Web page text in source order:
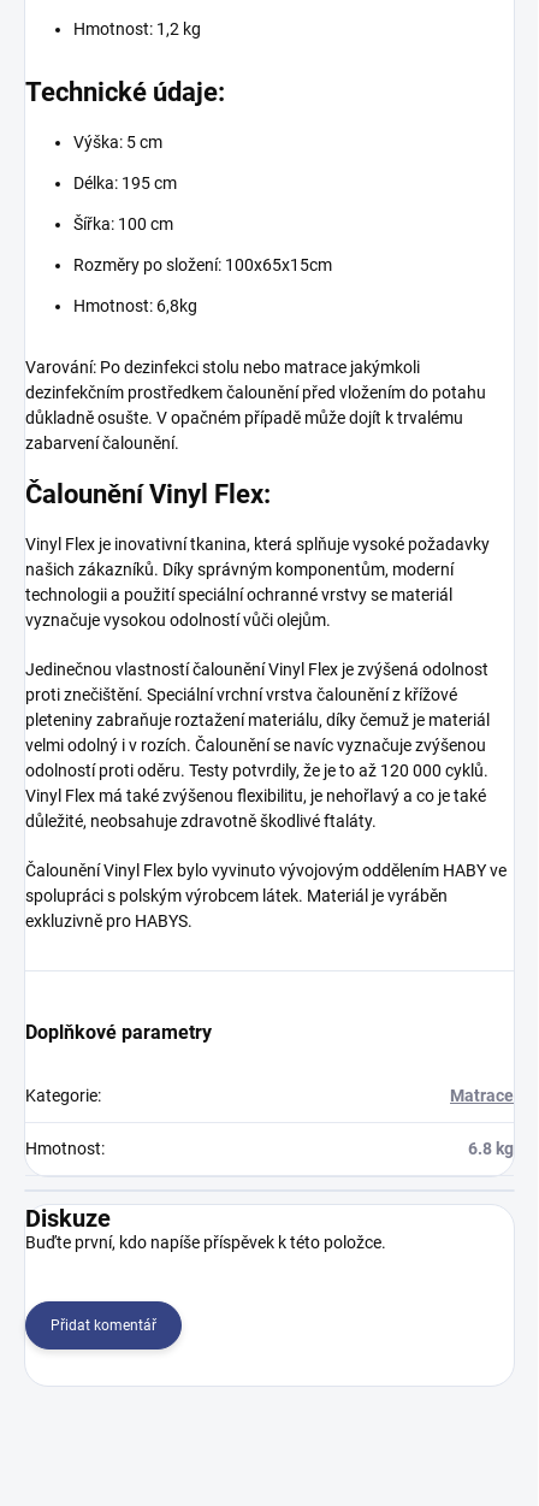
Hmotnost: 1,2 kg
Technické údaje:
Výška: 5 cm
Délka: 195 cm
Šířka: 100 cm
Rozměry po složení: 100x65x15cm
Hmotnost: 6,8kg
Varování: Po dezinfekci stolu nebo matrace jakýmkoli
dezinfekčním prostředkem čalounění před vložením do potahu
důkladně osušte. V opačném případě může dojít k trvalému
zabarvení čalounění.
Čalounění Vinyl Flex:
Vinyl Flex je inovativní tkanina, která splňuje vysoké požadavky
našich zákazníků. Díky správným komponentům, moderní
technologii a použití speciální ochranné vrstvy se materiál
vyznačuje vysokou odolností vůči olejům.
Jedinečnou vlastností čalounění Vinyl Flex je zvýšená odolnost
proti znečištění. Speciální vrchní vrstva čalounění z křížové
pleteniny zabraňuje roztažení materiálu, díky čemuž je materiál
velmi odolný i v rozích. Čalounění se navíc vyznačuje zvýšenou
odolností proti oděru. Testy potvrdily, že je to až 120 000 cyklů.
Vinyl Flex má také zvýšenou flexibilitu, je nehořlavý a co je také
důležité, neobsahuje zdravotně škodlivé ftaláty.
Čalounění Vinyl Flex bylo vyvinuto vývojovým oddělením HABY ve
spolupráci s polským výrobcem látek. Materiál je vyráběn
exkluzivně pro HABYS.
Doplňkové parametry
Kategorie: Matrace
Hmotnost: 6.8 kg
Diskuze
Buďte první, kdo napíše příspěvek k této položce.
Přidat komentář